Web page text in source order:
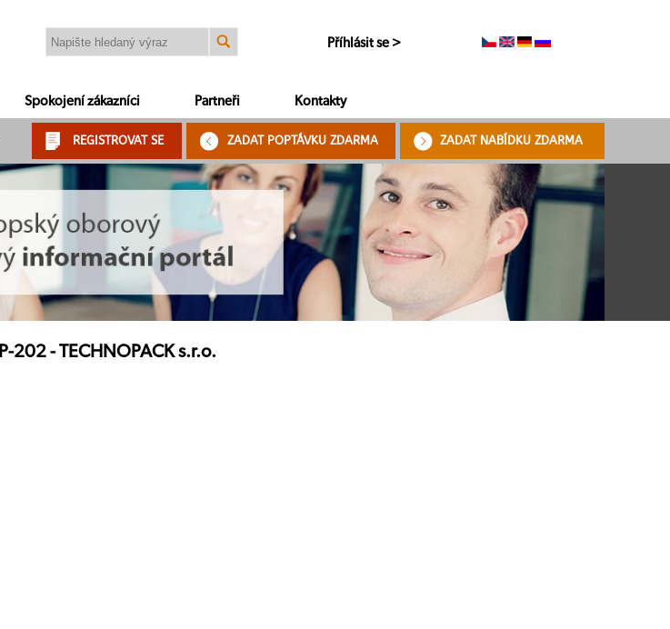
Příhlásit se >
Spokojení zákazníci Partneři Kontakty
REGISTROVAT SE ZADAT POPTÁVKU ZDARMA ZADAT NABÍDKU ZDARMA
202 - TECHNOPACK s.r.o.